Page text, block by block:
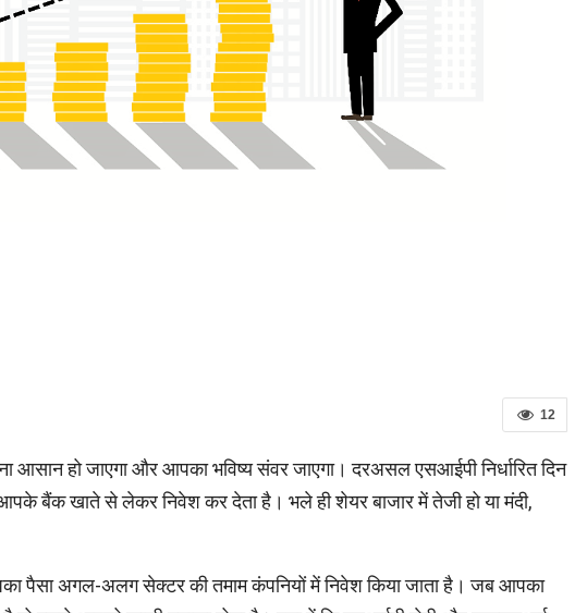
12
हो जाएगा और आपका भविष्य संवर जाएगा। दरअसल एसआईपी निर्धारित दिन
बैंक खाते से लेकर निवेश कर देता है। भले ही शेयर बाजार में तेजी हो या मंदी,
पैसा अगल-अलग सेक्टर की तमाम कंपनियों में निवेश किया जाता है। जब आपका